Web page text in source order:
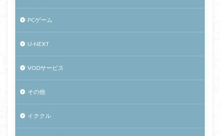
PCゲーム
U-NEXT
VODサービス
その他
イククル